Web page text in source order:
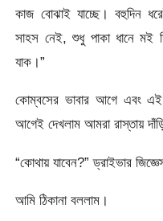
কাজ বোঝাই যাচ্ছে। বহুদিন
সাহস নেই, শুধু পাকা ধানে মই
যাক।”
কোম্বসের ভাবার আগে এবং
আগেই দেখলাম আমরা রাস্তায়
“কোথায় যাবেন?” ড্রাইভার
আমি ঠিকানা বললাম।